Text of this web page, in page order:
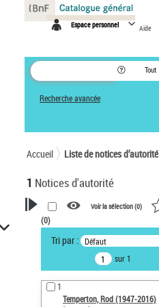
Espace personnel Aide
Tout
Recherche avancée
Accueil Liste de notices d’autorité
1 Notices d'autorité
VOTRE RECHERCHE
Recherche avancée dans les
notices d’autorité
Œuvres liées à l'auteur :
Temperton, Rod (1947-2016)
Voir la sélection (0)
(0)
Tri par : Défaut
sur 1
1
Temperton, Rod (1947-2016)
Panneau de gestion des cookies